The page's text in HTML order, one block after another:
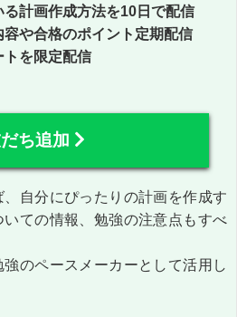
計画作成方法を10日で配信
や合格のポイント定期配信
トを限定配信
ち追加
自分にぴったりの計画を作成す
ての情報、勉強の注意点もすべ
のペースメーカーとして活用し